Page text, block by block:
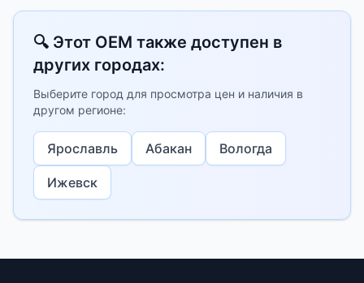
🔍 Этот OEM также доступен в
других городах:
Выберите город для просмотра цен и наличия в
другом регионе:
Ярославль Абакан Вологда
Ижевск